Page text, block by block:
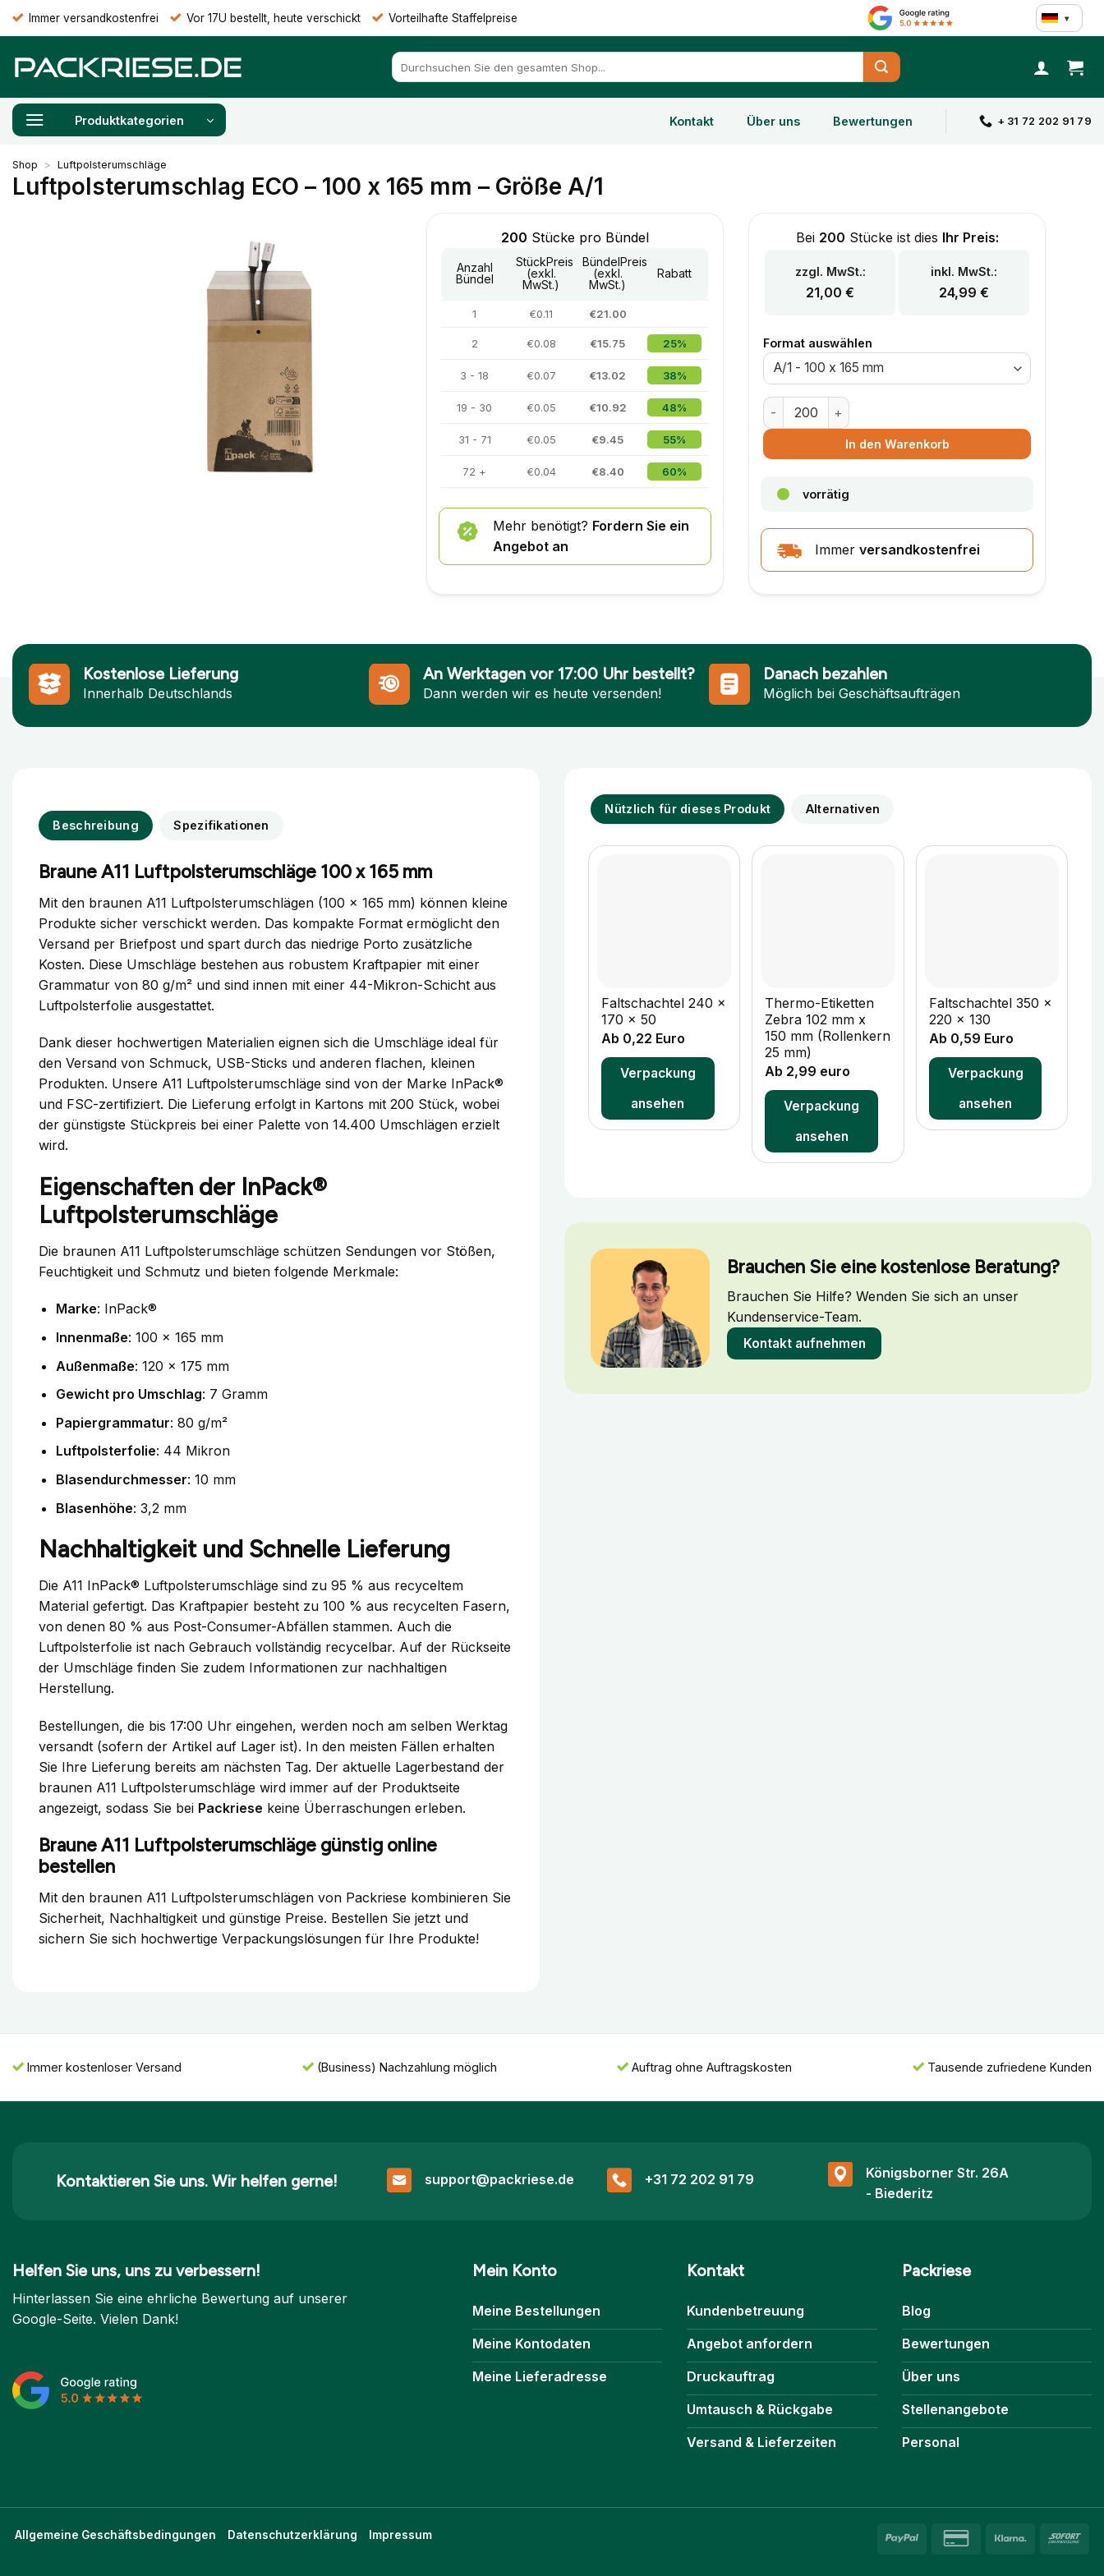
Zum
Immer versandkostenfrei Vor 17U bestellt, heute verschickt Vorteilhafte Staffelpreise ▾
Suchen
nach:
Produktkategorien Kontakt Über uns Bewertungen + 31 72 202 91 79
Shop > Luftpolsterumschläge
Luftpolsterumschlag ECO – 100 x 165 mm – Größe A/1
200 Stücke pro Bündel
Anzahl
Bündel
StückPreis
(exkl.
MwSt.)
BündelPreis
(exkl.
MwSt.)
Rabatt
1 €0.11 €21.00
2 €0.08 €15.75 25%
3 - 18 €0.07 €13.02 38%
19 - 30 €0.05 €10.92 48%
31 - 71 €0.05 €9.45 55%
72 + €0.04 €8.40 60%
Mehr benötigt? Fordern Sie ein
Angebot an
Bei 200 Stücke ist dies Ihr Preis:
zzgl. MwSt.:
21,00€
inkl. MwSt.:
24,99 €
Format auswählen
Luftpolsterumschlag ECO – 100 x 165 mm – Größe A/1
In den Warenkorb
vorrätig
Immerversandkostenfrei
Kostenlose Lieferung
Innerhalb Deutschlands
An Werktagen vor 17:00 Uhr bestellt?
Dann werden wir es heute versenden!
Danach bezahlen
Möglich bei Geschäftsaufträgen
Beschreibung Spezifikationen
Braune A11 Luftpolsterumschläge 100 x 165 mm
Mit den braunen A11 Luftpolsterumschlägen (100 x 165 mm) können kleine
Produkte sicher verschickt werden. Das kompakte Format ermöglicht den
Versand per Briefpost und spart durch das niedrige Porto zusätzliche
Kosten. Diese Umschläge bestehen aus robustem Kraftpapier mit einer
Grammatur von 80 g/m² und sind innen mit einer 44-Mikron-Schicht aus
Luftpolsterfolie ausgestattet.
Dank dieser hochwertigen Materialien eignen sich die Umschläge ideal für
den Versand von Schmuck, USB-Sticks und anderen flachen, kleinen
Produkten. Unsere A11 Luftpolsterumschläge sind von der Marke InPack®
und FSC-zertifiziert. Die Lieferung erfolgt in Kartons mit 200 Stück, wobei
der günstigste Stückpreis bei einer Palette von 14.400 Umschlägen erzielt
wird.
Eigenschaften der InPack®
Luftpolsterumschläge
Die braunen A11 Luftpolsterumschläge schützen Sendungen vor Stößen,
Feuchtigkeit und Schmutz und bieten folgende Merkmale:
Marke: InPack®
Innenmaße: 100 x 165 mm
Außenmaße: 120 x 175 mm
Gewicht pro Umschlag: 7 Gramm
Papiergrammatur: 80 g/m²
Luftpolsterfolie: 44 Mikron
Blasendurchmesser: 10 mm
Blasenhöhe: 3,2 mm
Nachhaltigkeit und Schnelle Lieferung
Die A11 InPack® Luftpolsterumschläge sind zu 95 % aus recyceltem
Material gefertigt. Das Kraftpapier besteht zu 100 % aus recycelten Fasern,
von denen 80 % aus Post-Consumer-Abfällen stammen. Auch die
Luftpolsterfolie ist nach Gebrauch vollständig recycelbar. Auf der Rückseite
der Umschläge finden Sie zudem Informationen zur nachhaltigen
Herstellung.
Bestellungen, die bis 17:00 Uhr eingehen, werden noch am selben Werktag
versandt (sofern der Artikel auf Lager ist). In den meisten Fällen erhalten
Sie Ihre Lieferung bereits am nächsten Tag. Der aktuelle Lagerbestand der
braunen A11 Luftpolsterumschläge wird immer auf der Produktseite
angezeigt, sodass Sie bei Packriese keine Überraschungen erleben.
Braune A11 Luftpolsterumschläge günstig online
bestellen
Mit den braunen A11 Luftpolsterumschlägen von Packriese kombinieren Sie
Sicherheit, Nachhaltigkeit und günstige Preise. Bestellen Sie jetzt und
sichern Sie sich hochwertige Verpackungslösungen für Ihre Produkte!
Nützlich für dieses Produkt Alternativen
Faltschachtel 240 x
170 x 50
Ab 0,22 Euro
Verpackung
ansehen
Thermo-Etiketten
Zebra 102 mm x
150 mm (Rollenkern
25 mm)
Ab 2,99 euro
Verpackung
ansehen
Faltschachtel 350 x
220 x 130
Ab 0,59 Euro
Verpackung
ansehen
Brauchen Sie eine kostenlose Beratung?
Brauchen Sie Hilfe? Wenden Sie sich an unser
Kundenservice-Team.
Kontakt aufnehmen
Immer kostenloser Versand (Business) Nachzahlung möglich Auftrag ohne Auftragskosten Tausende zufriedene Kunden
Kontaktieren Sie uns. Wir helfen gerne! support@packriese.de +31 72 202 91 79
Königsborner Str. 26A
- Biederitz
Helfen Sie uns, uns zu verbessern!
Hinterlassen Sie eine ehrliche Bewertung auf unserer
Google-Seite. Vielen Dank!
Mein Konto
Meine Bestellungen
Meine Kontodaten
Meine Lieferadresse
Kontakt
Kundenbetreuung
Angebot anfordern
Druckauftrag
Umtausch & Rückgabe
Versand & Lieferzeiten
Packriese
Blog
Bewertungen
Über uns
Stellenangebote
Personal
Allgemeine Geschäftsbedingungen Datenschutzerklärung Impressum PayPal
Credit
Klarna